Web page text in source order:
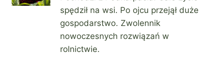
spędził na wsi. Po ojcu przejął duże
gospodarstwo. Zwolennik
nowoczesnych rozwiązań w
rolnictwie.